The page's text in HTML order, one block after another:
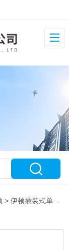
>伊顿插装式单向阀CV